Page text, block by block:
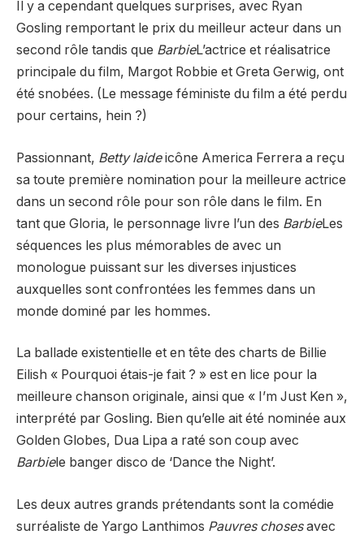
Il y a cependant quelques surprises, avec Ryan
Gosling remportant le prix du meilleur acteur dans un
second rôle tandis que BarbieL’actrice et réalisatrice
principale du film, Margot Robbie et Greta Gerwig, ont
été snobées. (Le message féministe du film a été perdu
pour certains, hein ?)
Passionnant, Betty laideicône America Ferrera a reçu
sa toute première nomination pour la meilleure actrice
dans un second rôle pour son rôle dans le film. En
tant que Gloria, le personnage livre l’un des BarbieLes
séquences les plus mémorables de avec un
monologue puissant sur les diverses injustices
auxquelles sont confrontées les femmes dans un
monde dominé par les hommes.
La ballade existentielle et en tête des charts de Billie
Eilish « Pourquoi étais-je fait ? » est en lice pour la
meilleure chanson originale, ainsi que « I’m Just Ken »,
interprété par Gosling. Bien qu’elle ait été nominée aux
Golden Globes, Dua Lipa a raté son coup avec
Barbiele banger disco de ‘Dance the Night’.
Les deux autres grands prétendants sont la comédie
surréaliste de Yargo Lanthimos Pauvres chosesavec